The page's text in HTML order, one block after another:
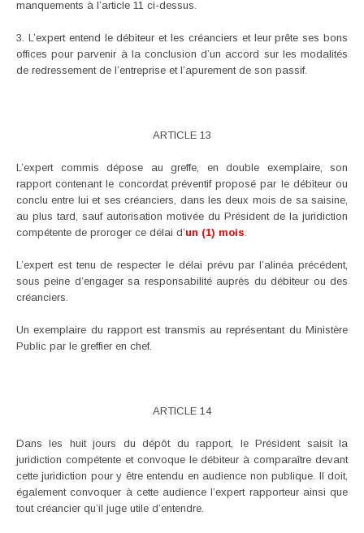
manquements à l’article 11 ci-dessus.
3. L’expert entend le débiteur et les créanciers et leur prête ses bons
offices pour parvenir à la conclusion d’un accord sur les modalités
de redressement de l’entreprise et l’apurement de son passif.
ARTICLE 13
L’expert commis dépose au greffe, en double exemplaire, son
rapport contenant le concordat préventif proposé par le débiteur ou
conclu entre lui et ses créanciers, dans les deux mois de sa saisine,
au plus tard, sauf autorisation motivée du Président de la juridiction
compétente de proroger ce délai d’un (1) mois
L’expert est tenu de respecter le délai prévu par l’alinéa précédent,
sous peine d’engager sa responsabilité auprès du débiteur ou des
créanciers.
Un exemplaire du rapport est transmis au représentant du Ministère
Public par le greffier en chef.
ARTICLE 14
Dans les huit jours du dépôt du rapport, le Président saisit la
juridiction compétente et convoque le débiteur à comparaître devant
cette juridiction pour y être entendu en audience non publique. Il doit,
également convoquer à cette audience l’expert rapporteur ainsi que
tout créancier qu’il juge utile d’entendre.